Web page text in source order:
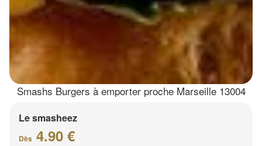
Smashs Burgers à emporter proche Marseille 13004
Le smasheez
Dès 4.90 €